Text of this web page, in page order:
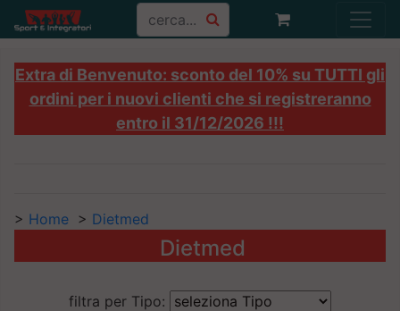
Extra di Benvenuto: sconto del 10% su TUTTI gli
ordini per i nuovi clienti che si registreranno
entro il 31/12/2026 !!!
> Home > Dietmed
Dietmed
filtra per Tipo: